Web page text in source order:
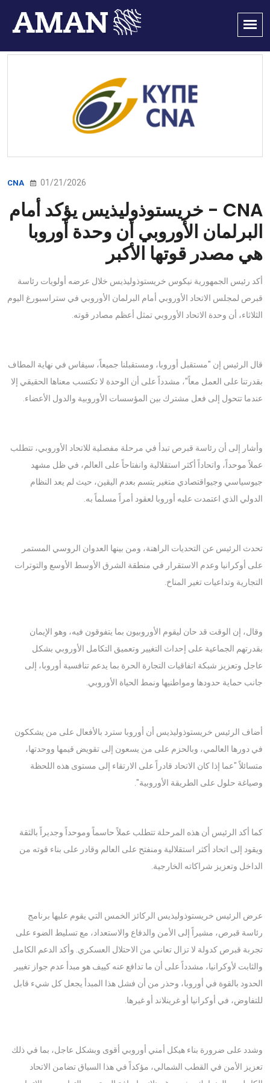
CNA 01/21/2026
CNA - خريستوذوليذيس يؤكد أمام
البرلمان الأوروبي أن وحدة أوروبا
هي مصدر قوتها الأكبر
أكد رئيس الجمهورية نيكوس خريستوذوليذيس خلال عرضه أولويات رئاسة
قبرص لمجلس الاتحاد الأوروبي أمام البرلمان الأوروبي في ستراسبورغ اليوم
الثلاثاء، أن وحدة الاتحاد الأوروبي تمثل أعظم مصادر قوته.
قال الرئيس إن "مستقبل أوروبا، ومستقبلنا جميعاً، سيقاس في نهاية المطاف
بقدرتنا على العمل معاً"، مشدداً على أن الوحدة لا تكتسب معناها الحقيقي إلا
عندما تتحول إلى فعل مشترك بين المؤسسات الأوروبية والدول الأعضاء.
وأشار إلى أن رئاسة قبرص تبدأ في مرحلة مفصلية للاتحاد الأوروبي، تتطلب
عملاً موحداً، واتحاداً أكثر استقلالية وانفتاحاً على العالم، في ظل مشهد
جيوسياسي وجيواقتصادي متغير يتسم بعدم اليقين، حيث لم يعد النظام
الدولي الذي اعتمدت عليه أوروبا لعقود أمراً مسلماً به.
تحدث الرئيس عن التحديات الراهنة، ومن بينها العدوان الروسي المستمر
على أوكرانيا وعدم الاستقرار في منطقة الشرق الأوسط الأوسع والتوترات
التجارية وتداعيات تغير المناخ.
وقال، إن الوقت قد حان ليقوم الأوروبيون بما يتفوقون فيه، وهو الإيمان
بقدرتهم الجماعية على إحداث التغيير وتعميق التكامل الأوروبي بشكل
عاجل وتعزيز شبكة اتفاقيات التجارة الحرة بما يدعم تنافسية أوروبا، إلى
جانب حماية حدودها ومواطنيها ونمط الحياة الأوروبي.
أضاف الرئيس خريستوذوليذيس أن أوروبا سترد بالأفعال على من يشككون
في دورها العالمي، وبالحزم على من يسعون إلى تقويض قيمها ووحدتها،
متسائلاً "عما إذا كان الاتحاد قادراً على الارتقاء إلى مستوى هذه اللحظة
وصياغة حلول على الطريقة الأوروبية".
كما أكد الرئيس أن هذه المرحلة تتطلب عملاً حاسماً وموحداً وجديراً بالثقة
ويقود إلى اتحاد أكثر استقلالية ومنفتح على العالم وقادر على بناء قوته من
الداخل وتعزيز شراكاته الخارجية.
عرض الرئيس خريستوذوليذيس الركائز الخمس التي يقوم عليها برنامج
رئاسة قبرص، مشيراً إلى الأمن والدفاع والاستعداد، مع تسليط الضوء على
تجربة قبرص كدولة لا تزال تعاني من الاحتلال العسكري. وأكد الدعم الكامل
والثابت لأوكرانيا، مشدداً على أن ما تدافع عنه كييف هو مبدأ عدم جواز تغيير
الحدود بالقوة في أوروبا، وحذر من أن فشل هذا المبدأ يجعل كل شيء قابل
للتفاوض، في أوكرانيا أو غرينلاند أو غيرها.
وشدد على ضرورة بناء هيكل أمني أوروبي أقوى وبشكل عاجل، بما في ذلك
تعزيز الأمن في القطب الشمالي، مؤكداً في هذا السياق تضامن الاتحاد